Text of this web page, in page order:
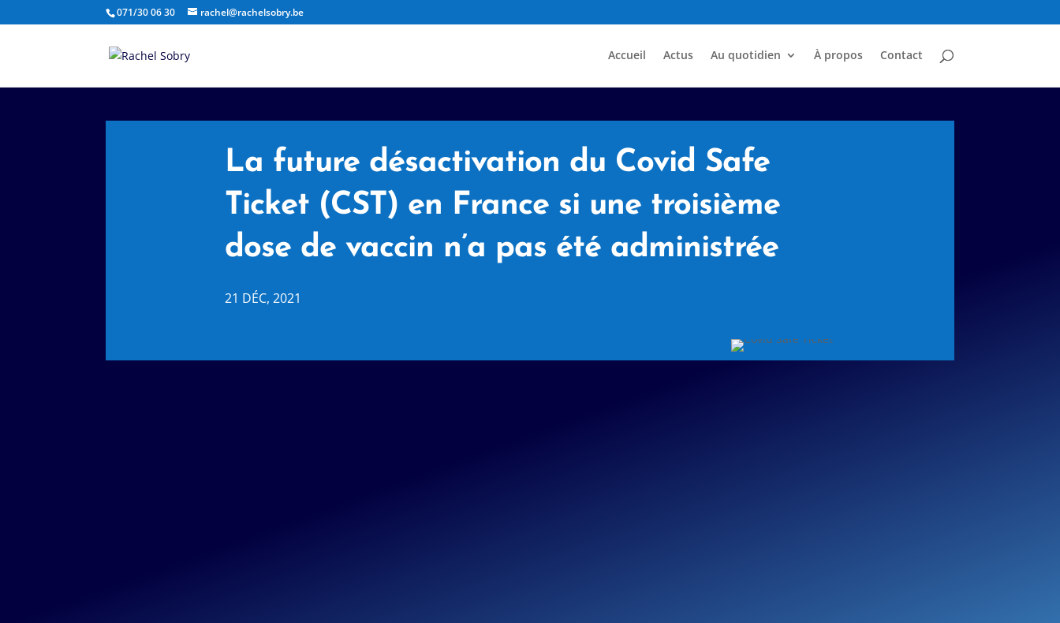
071/30 06 30 rachel@rachelsobry.be
Accueil Actus Au quotidien À propos Contact
La future désactivation du Covid Safe
Ticket (CST) en France si une troisième
dose de vaccin n’a pas été administrée
21 DÉC, 2021